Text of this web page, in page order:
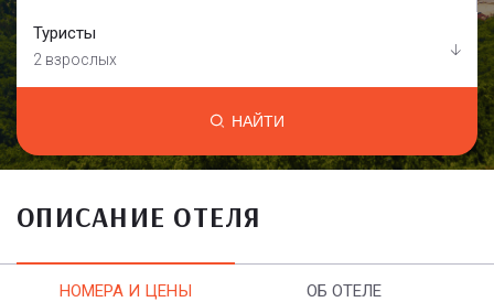
Туристы
2 взрослых
НАЙТИ
ОПИСАНИЕ ОТЕЛЯ
НОМЕРА И ЦЕНЫ ОБ ОТЕЛЕ